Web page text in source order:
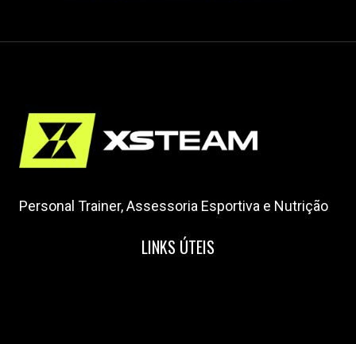
Personal Trainer, Assessoria Esportiva e Nutrição
LINKS ÚTEIS